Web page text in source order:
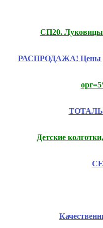
СП20. Луковицы
РАСПРОДАЖА! Цены до
Детские